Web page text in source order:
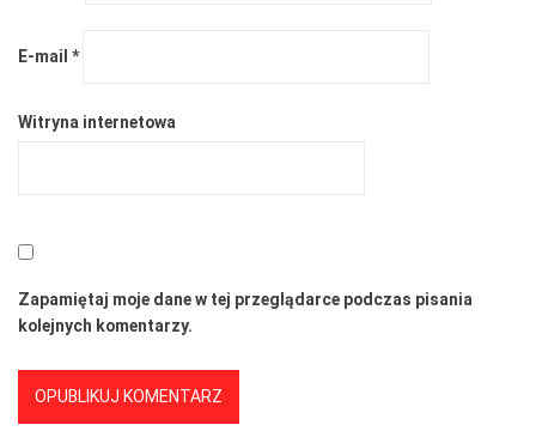
E-mail *
Witryna internetowa
Zapamiętaj moje dane w tej przeglądarce podczas pisania
kolejnych komentarzy.